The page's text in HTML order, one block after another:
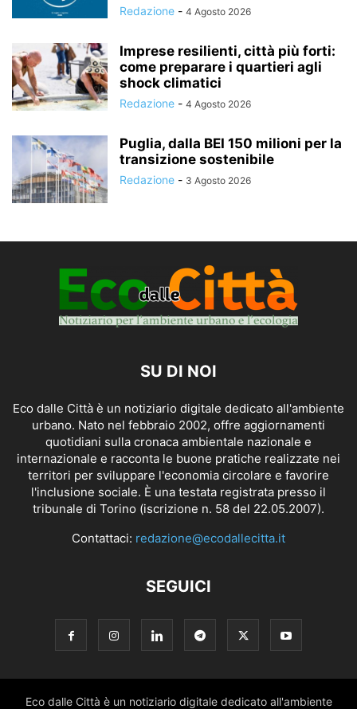
Redazione - 4 Agosto 2026
Imprese resilienti, città più forti:
come preparare i quartieri agli
shock climatici
Redazione - 4 Agosto 2026
Puglia, dalla BEI 150 milioni per la
transizione sostenibile
Redazione - 3 Agosto 2026
SU DI NOI
Eco dalle Città è un notiziario digitale dedicato all'ambiente
urbano. Nato nel febbraio 2002, offre aggiornamenti
quotidiani sulla cronaca ambientale nazionale e
internazionale e racconta le buone pratiche realizzate nei
territori per sviluppare l'economia circolare e favorire
l'inclusione sociale. È una testata registrata presso il
tribunale di Torino (iscrizione n. 58 del 22.05.2007).
Contattaci: redazione@ecodallecitta.it
SEGUICI
Eco dalle Città è un notiziario digitale dedicato all'ambiente